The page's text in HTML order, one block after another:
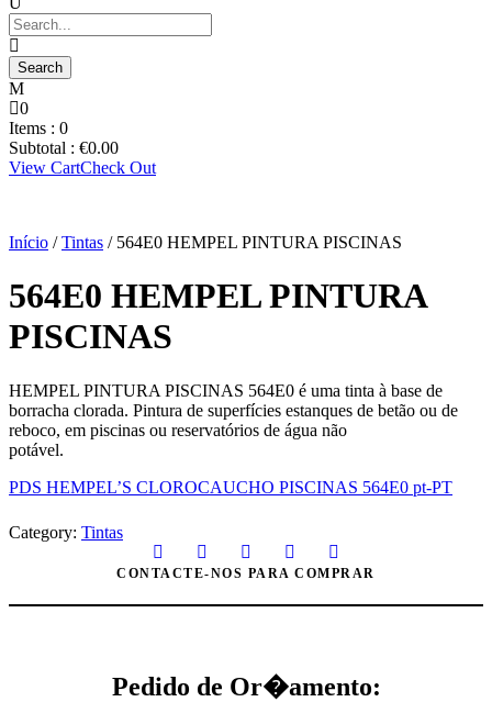
0
Items : 0
Subtotal : €0.00
View CartCheck Out
Início /Tintas / 564E0 HEMPEL PINTURA PISCINAS
564E0 HEMPEL PINTURA
PISCINAS
HEMPEL PINTURA PISCINAS 564E0 é uma tinta à base de
borracha clorada. Pintura de superfícies estanques de betão ou de
reboco, em piscinas ou reservatórios de água não
potável.
PDS HEMPEL’S CLOROCAUCHO PISCINAS 564E0 pt-PT
Category: Tintas
CONTACTE-NOS PARA COMPRAR
Pedido de Or�amento: